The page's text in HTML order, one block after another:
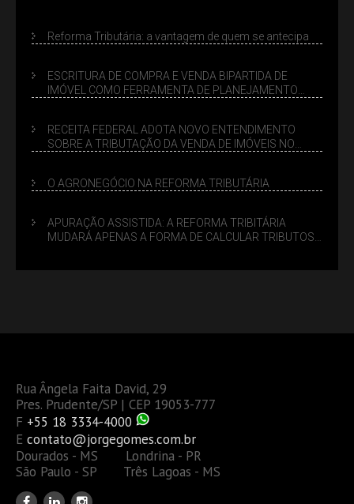
Reforma Tributária: a vantagem de quem se antecipa
ESCRITURA DE COMPRA E VENDA BIPARTIDA DE
IMÓVEL COMO FERRAMENTA DE PLANEJAMENTO
RECEITA FEDERAL ADOTA NOVO ENTENDIMENTO
SOBRE A TRIBUTAÇÃO DA VENDA DE IMÓVEIS NO
O AGRONEGÓCIO NA REFORMA TRIBUTÁRIA
APURAÇÃO ASSISTIDA: A REFORMA TRIBITÁRIA
MUDARÁ APENAS A FORMA DE CALCULAR TRIBUTOS
Rua Ângela Faita David, 29
Pres. Prudente/SP | CEP 19053-777
F +55 18 3334-4000
E contato@jorgegomes.com.br
Dourados - MS Londrina - PR
São Paulo - SP Três Lagoas - MS